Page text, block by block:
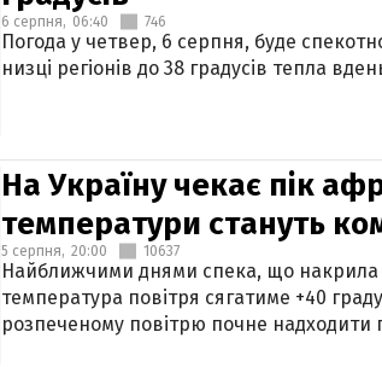
6 серпня, 06:40 746
Погода у четвер, 6 серпня, буде
низці регіонів до 38 градусів тепла
На Україну чекає пік
температури стануть
5 серпня, 20:00 10637
Найближчими днями спека, що накрила
температура повітря сягатиме +40
розпеченому повітрю почне надходити